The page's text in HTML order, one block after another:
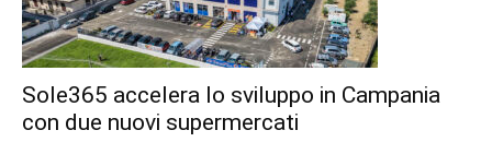
Sole365 accelera lo sviluppo in Campania
con due nuovi supermercati